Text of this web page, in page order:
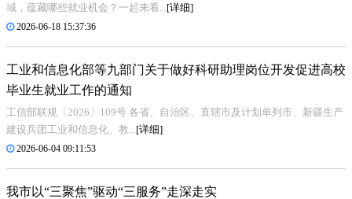
域，蕴藏哪些就业机会？一起来看... [详细]
2026-06-18 15:37:36
工业和信息化部等九部门关于做好科研助理岗位开发促进高校
毕业生就业工作的通知
工信部联规〔2026〕109号 各省、自治区、直辖市及计划单列市、新疆生产
建设兵团工业和信息化、教... [详细]
2026-06-04 09:11:53
我市以“三聚焦”驱动“三服务”走深走实